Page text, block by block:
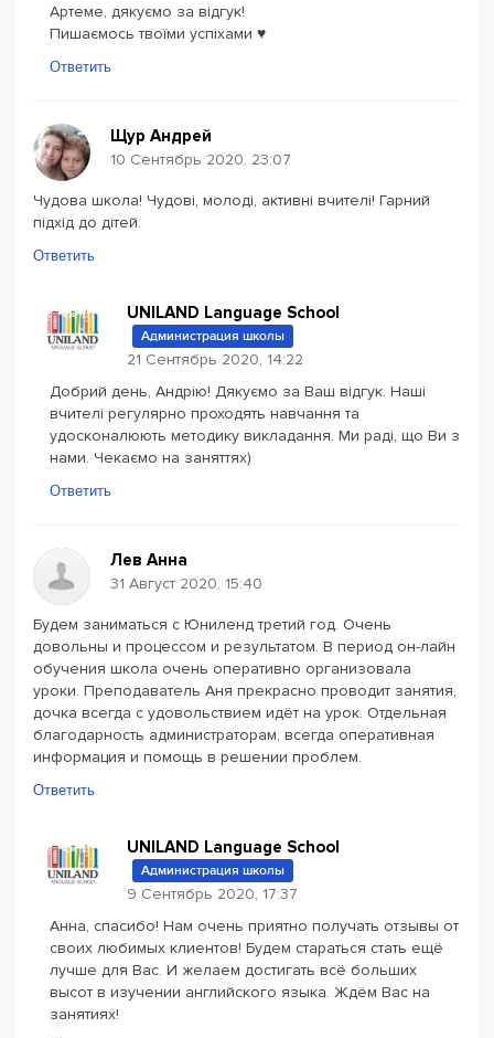
Артеме, дякуємо за відгук!
Пишаємось твоїми успіхами ♥
Ответить
Щур Андрей
10 Сентябрь 2020, 23:07
Чудова школа! Чудові, молоді, активні вчителі! Гарний
підхід до дітей.
Ответить
UNILAND Language School
Администрация школы
21 Сентябрь 2020, 14:22
Добрий день, Андрію! Дякуємо за Ваш відгук. Наші
вчителі регулярно проходять навчання та
удосконалюють методику викладання. Ми раді, що Ви з
нами. Чекаємо на заняттях)
Ответить
Лев Анна
31 Август 2020, 15:40
Будем заниматься с Юниленд третий год. Очень
довольны и процессом и результатом. В период он-лайн
обучения школа очень оперативно организовала
уроки. Преподаватель Аня прекрасно проводит занятия,
дочка всегда с удовольствием идёт на урок. Отдельная
благодарность администраторам, всегда оперативная
информация и помощь в решении проблем.
Ответить
UNILAND Language School
Администрация школы
9 Сентябрь 2020, 17:37
Анна, спасибо! Нам очень приятно получать отзывы от
своих любимых клиентов! Будем стараться стать ещё
лучше для Вас. И желаем достигать всё больших
высот в изучении английского языка. Ждём Вас на
занятиях!